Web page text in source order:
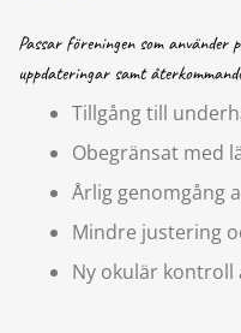
Passar föreningen som använder
uppdateringar samt
Tillgång till
Obegränsat med
Årlig genomgång
Mindre justering
Ny okulär kontroll